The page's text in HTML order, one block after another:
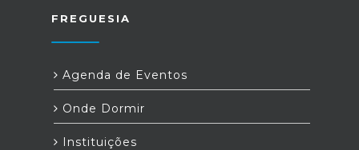
FREGUESIA
Agenda de Eventos
Onde Dormir
Instituições